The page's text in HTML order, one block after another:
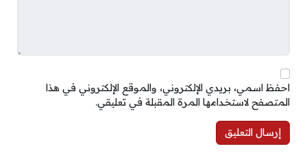
احفظ اسمي، بريدي الإلكتروني، والموقع الإلكتروني في هذا
المتصفح لاستخدامها المرة المقبلة في تعليقي.